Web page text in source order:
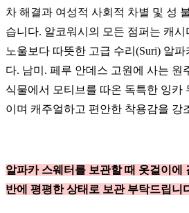
차 해결과 여성적 사회적 차별 및 성
습니다. 알코워시의 모든 점퍼는 캐시
노울보다 따뜻한 고급 수리(Suri) 알
다. 남미. 페루 안데스 고원에 사는 원
식물에서 모티브를 따온 독특한 잉카
이며 캐주얼하고 편안한 착용감을 강
알파카 스웨터를 보관할 때 옷걸이에
반에 평평한 상태로 보관 부탁드립니